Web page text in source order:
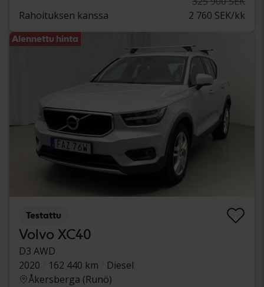
Rahoituksen kanssa
2 760 SEK/kk
Alennettu hinta
Testattu
Volvo XC40
D3 AWD
2020
162 440 km
Diesel
Åkersberga (Runö)